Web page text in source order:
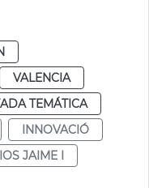
VALENCIA
TEMÁTICA
INNOVACIÓ
JAIME I